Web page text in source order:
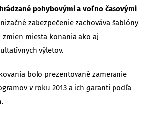
pohybovými a voľno časovými
zabezpečenie zachováva šablóny
zmien miesta konania ako aj
výletov.
bolo prezentované zameranie
v roku 2013 a ich garanti podľa